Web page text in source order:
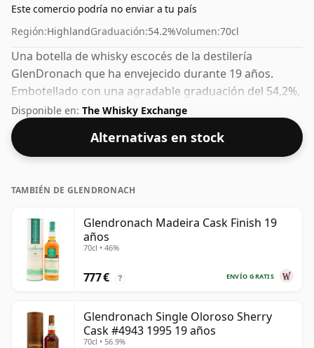
Este comercio podría no enviar a tu país
Región:HighlandGraduación:54.2%Volumen:70cl
Una botella de whisky escocés de la destilería
GlenDronach que ha envejecido durante 19 años.
Embotellado con una agradable graduación del 54,2%,
este whisky se presenta en una botella de 70 cl.
Disponible en: The Whisky Exchange
Alternativas en stock
TAMBIÉN DE GLENDRONACH
Glendronach Madeira Cask Finish 19
años
70cl • 46%
ENVÍO GRATIS
777 € ?
Glendronach Single Oloroso Sherry
Cask #4943 1995 19 años
70cl • 56.9%